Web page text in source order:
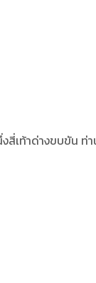
เท้าด่างขบขัน ท่า